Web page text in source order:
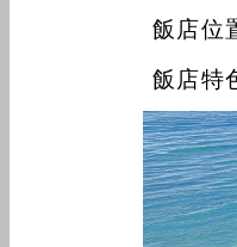
飯店位
飯店特